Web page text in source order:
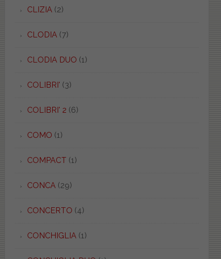
CLIZIA(2)
CLODIA(7)
CLODIA DUO (1)
COLIBRI' (3)
COLIBRI' 2 (6)
COMO (1)
COMPACT (1)
CONCA(29)
CONCERTO (4)
CONCHIGLIA(1)